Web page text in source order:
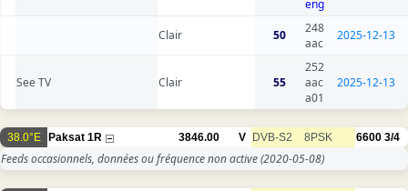
eng
Clair 50
248
aac
2025-12-13
See TV Clair 55
252
aac
a01
2025-12-13
38.0°E Paksat 1R 3846.00 V DVB-S2 8PSK 6600 3/4
Feeds occasionnels, données ou fréquence non active(2020-05-08)